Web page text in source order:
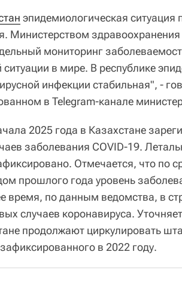
эпидемиологическая ситуация
Министерством здравоохранения
мониторинг
в мире. В республике
инфекции стабильная", -
в Telegram-канале
2025 года в Казахстане
заболевания COVID-19.
Отмечается, что по
прошлого года уровень
время, по данным ведомства, в
случаев коронавируса.
продолжают циркулировать
в 2022 году.